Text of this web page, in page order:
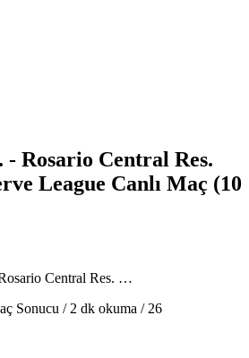
- Rosario Central Res.
League Canlı Maç (10
Central Res. …
Sonucu / 2 dk okuma / 26